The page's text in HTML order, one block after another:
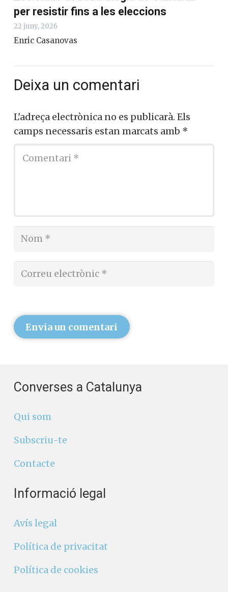
per resistir fins a les eleccions
22 juny, 2026
Enric Casanovas
Deixa un comentari
L'adreça electrònica no es publicarà. Els
camps necessaris estan marcats amb *
Envia un comentari
Converses a Catalunya
Qui som
Subscriu-te
Contacte
Informació legal
Avís legal
Política de privacitat
Política de cookies